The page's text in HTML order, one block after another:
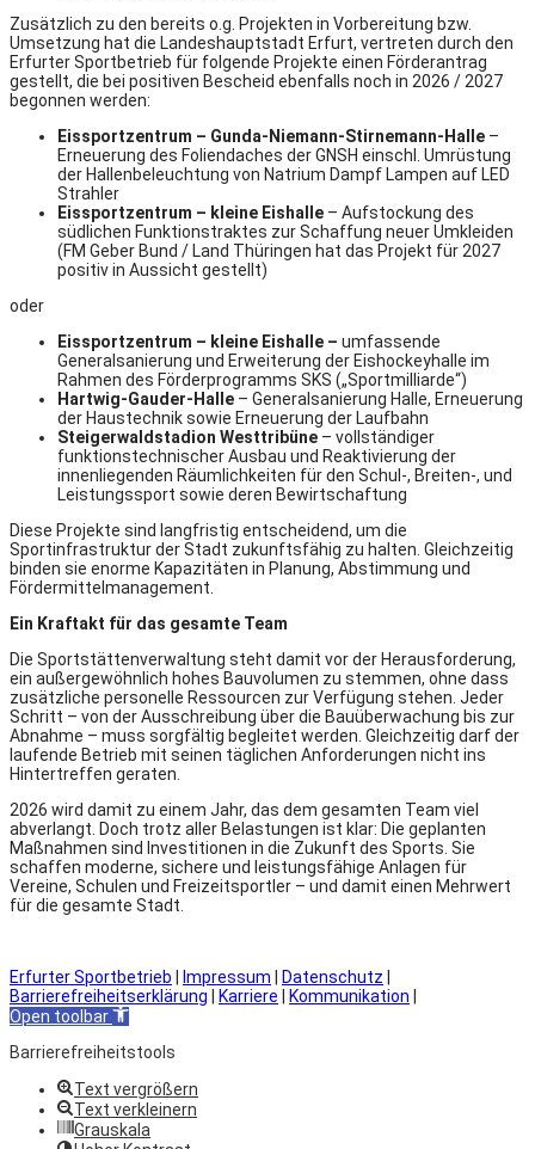
Zusätzlich zu den bereits o.g. Projekten in Vorbereitung bzw.
Umsetzung hat die Landeshauptstadt Erfurt, vertreten durch den
Erfurter Sportbetrieb für folgende Projekte einen Förderantrag
gestellt, die bei positiven Bescheid ebenfalls noch in 2026 / 2027
begonnen werden:
Eissportzentrum – Gunda-Niemann-Stirnemann-Halle –
Erneuerung des Foliendaches der GNSH einschl. Umrüstung
der Hallenbeleuchtung von Natrium Dampf Lampen auf LED
Strahler
Eissportzentrum – kleine Eishalle – Aufstockung des
südlichen Funktionstraktes zur Schaffung neuer Umkleiden
(FM Geber Bund / Land Thüringen hat das Projekt für 2027
positiv in Aussicht gestellt)
oder
Eissportzentrum – kleine Eishalle – umfassende
Generalsanierung und Erweiterung der Eishockeyhalle im
Rahmen des Förderprogramms SKS („Sportmilliarde“)
Hartwig-Gauder-Halle – Generalsanierung Halle, Erneuerung
der Haustechnik sowie Erneuerung der Laufbahn
Steigerwaldstadion Westtribüne – vollständiger
funktionstechnischer Ausbau und Reaktivierung der
innenliegenden Räumlichkeiten für den Schul-, Breiten-, und
Leistungssport sowie deren Bewirtschaftung
Diese Projekte sind langfristig entscheidend, um die
Sportinfrastruktur der Stadt zukunftsfähig zu halten. Gleichzeitig
binden sie enorme Kapazitäten in Planung, Abstimmung und
Fördermittelmanagement.
Ein Kraftakt für das gesamte Team
Die Sportstättenverwaltung steht damit vor der Herausforderung,
ein außergewöhnlich hohes Bauvolumen zu stemmen, ohne dass
zusätzliche personelle Ressourcen zur Verfügung stehen. Jeder
Schritt – von der Ausschreibung über die Bauüberwachung bis zur
Abnahme – muss sorgfältig begleitet werden. Gleichzeitig darf der
laufende Betrieb mit seinen täglichen Anforderungen nicht ins
Hintertreffen geraten.
2026 wird damit zu einem Jahr, das dem gesamten Team viel
abverlangt. Doch trotz aller Belastungen ist klar: Die geplanten
Maßnahmen sind Investitionen in die Zukunft des Sports. Sie
schaffen moderne, sichere und leistungsfähige Anlagen für
Vereine, Schulen und Freizeitsportler – und damit einen Mehrwert
für die gesamte Stadt.
Erfurter Sportbetrieb Impressum Datenschutz
Barrierefreiheitserklärung
Karriere Kommunikation
Open toolbar
Barrierefreiheitstools
Text vergrößern
Text verkleinern
Grauskala